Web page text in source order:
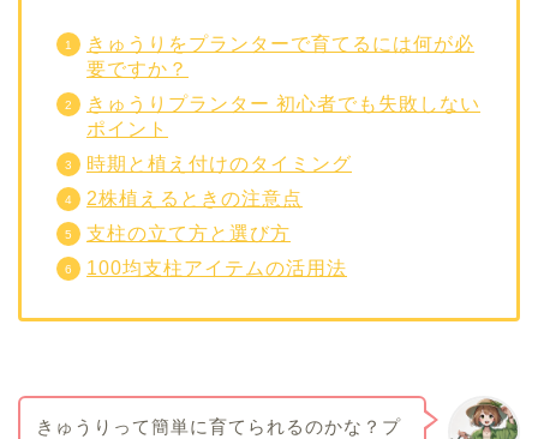
きゅうりをプランターで育てるには何が必
要ですか？
きゅうりプランター 初心者でも失敗しない
ポイント
時期と植え付けのタイミング
2株植えるときの注意点
支柱の立て方と選び方
100均支柱アイテムの活用法
きゅうりって簡単に育てられるのかな？プ